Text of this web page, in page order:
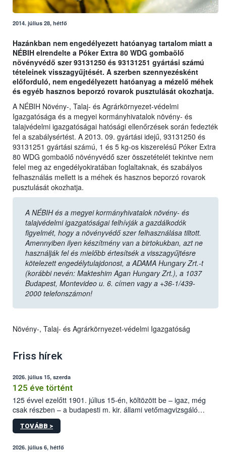
2014. július 28, hétfő
Hazánkban nem engedélyezett hatóanyag tartalom miatt a
NÉBIH elrendelte a Póker Extra 80 WDG gombaölő
növényvédő szer 93131250 és 93131251 gyártási számú
tételeinek visszagyűjtését. A szerben szennyezésként
előforduló, nem engedélyezett hatóanyag a mézelő méhek
és egyéb hasznos beporzó rovarok pusztulását okozhatja.
A NÉBIH Növény-, Talaj- és Agrárkörnyezet-védelmi
Igazgatósága és a megyei kormányhivatalok növény- és
talajvédelmi igazgatóságai hatósági ellenőrzések során fedezték
fel a szabálysértést. A 2013. 09. gyártási idejű, 93131250 és
93131251 gyártási számú, 1 és 5 kg-os kiszerelésű Póker Extra
80 WDG gombaölő növényvédő szer összetételét tekintve nem
felel meg az engedélyokiratában foglaltaknak, és szabályos
felhasználás mellett is a méhek és hasznos beporzó rovarok
pusztulását okozhatja.
A NÉBIH és a megyei kormányhivatalok növény- és
talajvédelmi igazgatóságai felhívják a gazdálkodók
figyelmét, hogy a növényvédő szer felhasználása tiltott.
Amennyiben ilyen készítmény van a birtokukban, azt ne
használják fel és mielőbb értesítsék a visszagyűjtésre
kötelezett engedélytulajdonost, a ADAMA Hungary Zrt.-t
(korábbi nevén: Makteshim Agan Hungary Zrt.), a 1037
Budapest, Montevideo u. 6. címen vagy a +36-1/439-
2000 telefonszámon!
Növény-, Talaj- és Agrárkörnyezet-védelmi Igazgatóság
Friss hírek
2026. július 15, szerda
125 éve történt
125 évvel ezelőtt 1901. július 15-én, költözött be – igaz, még
csak részben – a budapesti m. kir. állami vetőmagvizsgáló
állomás a Kis Rókus utca 15. szám alatti, Czigler Győző által
tervezett új épületébe.
TOVÁBB >
2026. július 6, hétfő